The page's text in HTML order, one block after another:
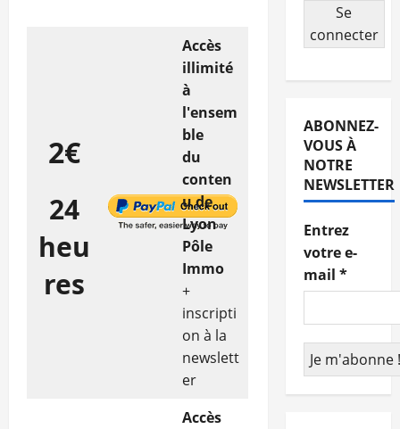
2€
24
heu
res
Accès
illimité
à
l'ensem
ble
du
conten
u de
Lyon
Pôle
Immo
+
inscripti
on à la
newslett
er
Accès
Se
connecter
ABONNEZ-
VOUS À
NOTRE
NEWSLETTER
Entrez
votre e-
mail *